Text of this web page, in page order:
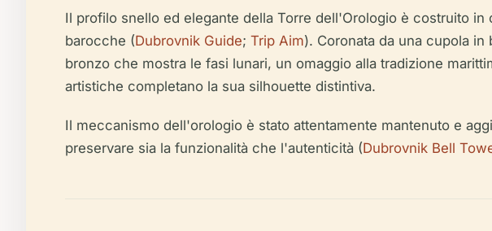
Il profilo snello ed elegante della Torre dell'Orologio è costruito
barocche (Dubrovnik Guide; Trip Aim). Coronata da una cupola
bronzo che mostra le fasi lunari, un omaggio alla tradizione
artistiche completano la sua silhouette distintiva.
Il meccanismo dell'orologio è stato attentamente mantenuto e
preservare sia la funzionalità che l'autenticità (Dubrovnik Bell